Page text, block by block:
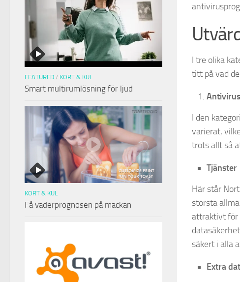
I tre olika
titt på vad
I den
varierat,
trots allt så
Tjänster
Här står
största
attraktivt för
säkert i alla
Extra
FEATURED / KORT & KUL
Smart multirumlösning för ljud
KORT & KUL
Få väderprognosen på mackan